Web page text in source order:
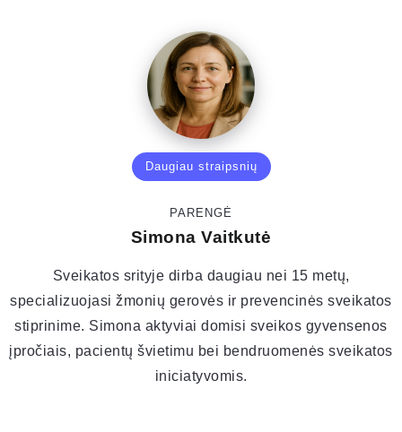
Daugiau straipsnių
PARENGĖ
Simona Vaitkutė
Sveikatos srityje dirba daugiau nei 15 metų,
specializuojasi žmonių gerovės ir prevencinės sveikatos
stiprinime. Simona aktyviai domisi sveikos gyvensenos
įpročiais, pacientų švietimu bei bendruomenės sveikatos
iniciatyvomis.